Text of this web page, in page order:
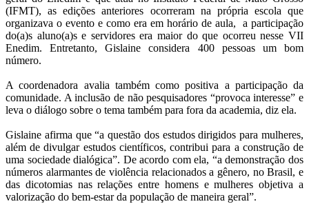
(IFMT), as edições anteriores ocorreram na própria escola que
organizava o evento e como era em horário de aula, a participação
do(a)s aluno(a)s e servidores era maior do que ocorreu nesse VII
Enedim. Entretanto, Gislaine considera 400 pessoas um bom
número.
A coordenadora avalia também como positiva a participação da
comunidade. A inclusão de não pesquisadores “provoca interesse” e
leva o diálogo sobre o tema também para fora da academia, diz ela.
Gislaine afirma que “a questão dos estudos dirigidos para mulheres,
além de divulgar estudos científicos, contribui para a construção de
uma sociedade dialógica”. De acordo com ela, “a demonstração dos
números alarmantes de violência relacionados a gênero, no Brasil, e
das dicotomias nas relações entre homens e mulheres objetiva a
valorização do bem-estar da população de maneira geral”.